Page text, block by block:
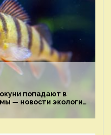
попадают в
— новости экологии